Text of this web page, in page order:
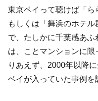
東京ベイって聴けば「ら
もしくは「舞浜のホテ
で、たしかに千葉感あ
は、ことマンションに
りあえず、2000年以降
ベイが入っていた事例を